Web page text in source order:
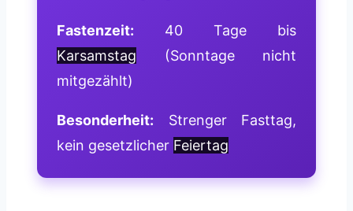
Fastenzeit: 40 Tage bis
Karsamstag (Sonntage nicht
mitgezählt)
Besonderheit: Strenger Fasttag,
kein gesetzlicher Feiertag